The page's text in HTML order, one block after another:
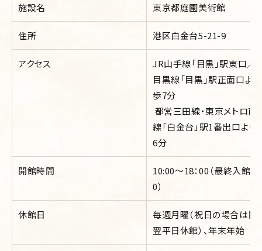
施設名 東京都庭園美術館
住所 港区白金台5-21-9
アクセス
JR山手線「目黒」駅東口／
目黒線「目黒」駅正面口よ
歩7分
都営三田線・東京メトロ南
線「白金台」駅1番出口より
6分
開館時間
10:00～18：00（最終入館17
0）
休館日
毎週月曜（祝日の場合は開
翌平日休館）、年末年始